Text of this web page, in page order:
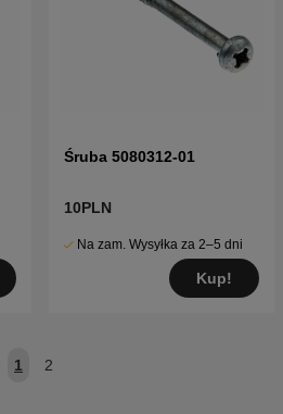
Śruba 5080312-01
10PLN
Na zam. Wysyłka za 2–5 dni
Kup!
1 2